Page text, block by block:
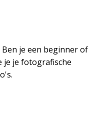
Ben je een beginner of
je je fotografische